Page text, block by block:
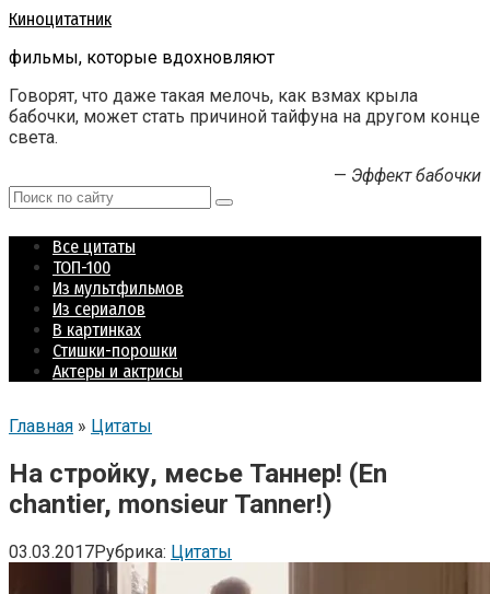
Перейти
контенту
Киноцитатник
фильмы, которые вдохновляют
Говорят, что даже такая мелочь, как взмах крыла
бабочки, может стать причиной тайфуна на другом конце
света.
— Эффект бабочки
Поиск:
Все цитаты
ТОП-100
Из мультфильмов
Из сериалов
В картинках
Стишки-порошки
Актеры и актрисы
Главная » Цитаты
На стройку, месье Таннер! (En
chantier, monsieur Tanner!)
03.03.2017Рубрика: Цитаты